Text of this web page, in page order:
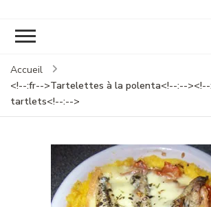
Accueil
<!--:fr-->Tartelettes à la polenta<!--:--
tartlets<!--:-->